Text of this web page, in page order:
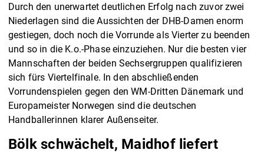
Durch den unerwartet deutlichen Erfolg nach zuvor zwei
Niederlagen sind die Aussichten der DHB-Damen enorm
gestiegen, doch noch die Vorrunde als Vierter zu beenden
und so in die K.o.-Phase einzuziehen. Nur die besten vier
Mannschaften der beiden Sechsergruppen qualifizieren
sich fürs Viertelfinale. In den abschließenden
Vorrundenspielen gegen den WM-Dritten Dänemark und
Europameister Norwegen sind die deutschen
Handballerinnen klarer Außenseiter.
Bölk schwächelt, Maidhof liefert